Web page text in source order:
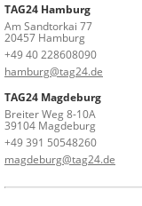
TAG24 Hamburg
Am Sandtorkai 77
20457 Hamburg
+49 40 228608090
hamburg@tag24.de
TAG24 Magdeburg
Breiter Weg 8-10A
39104 Magdeburg
+49 391 50548260
magdeburg@tag24.de